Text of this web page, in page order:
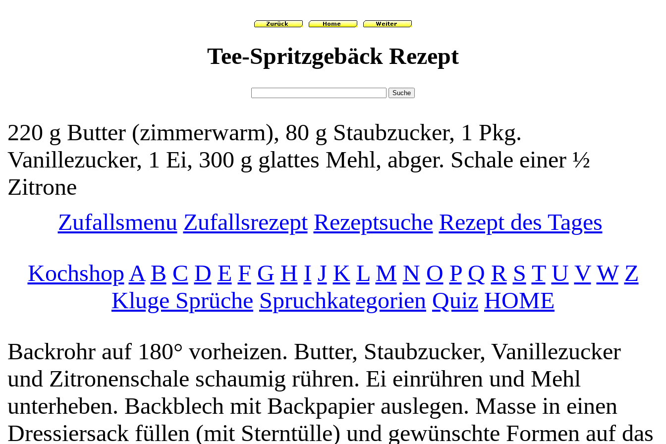
Tee-Spritzgebäck Rezept
220 g Butter (zimmerwarm), 80 g Staubzucker, 1 Pkg.
Vanillezucker, 1 Ei, 300 g glattes Mehl, abger. Schale einer ½
Zitrone
Zufallsmenu Zufallsrezept Rezeptsuche Rezept des Tages
KochshopA B C D E F G H I J K L M N O P Q R S T U V W Z
Kluge Sprüche Spruchkategorien Quiz HOME
Backrohr auf 180° vorheizen. Butter, Staubzucker, Vanillezucker
und Zitronenschale schaumig rühren. Ei einrühren und Mehl
unterheben. Backblech mit Backpapier auslegen. Masse in einen
Dressiersack füllen (mit Sterntülle) und gewünschte Formen auf das